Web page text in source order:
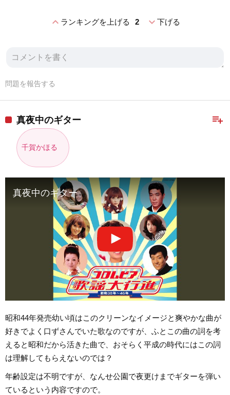
expand_lessランキングを上げる 2 expand_more下げる
問題を報告する
playlist_add
真夜中のギター
千賀かほる
真夜中のギター
昭和44年発売幼い頃はこのクリーンなイメージと爽やかな曲が
好きでよく口ずさんでいた歌なのですが、ふとこの曲の詞を考
えると昭和だから活きた曲で、おそらく平成の時代にはこの詞
は理解してもらえないのでは？
年齢設定は不明ですが、なんせ公園で夜更けまでギターを弾い
ているという内容ですので。